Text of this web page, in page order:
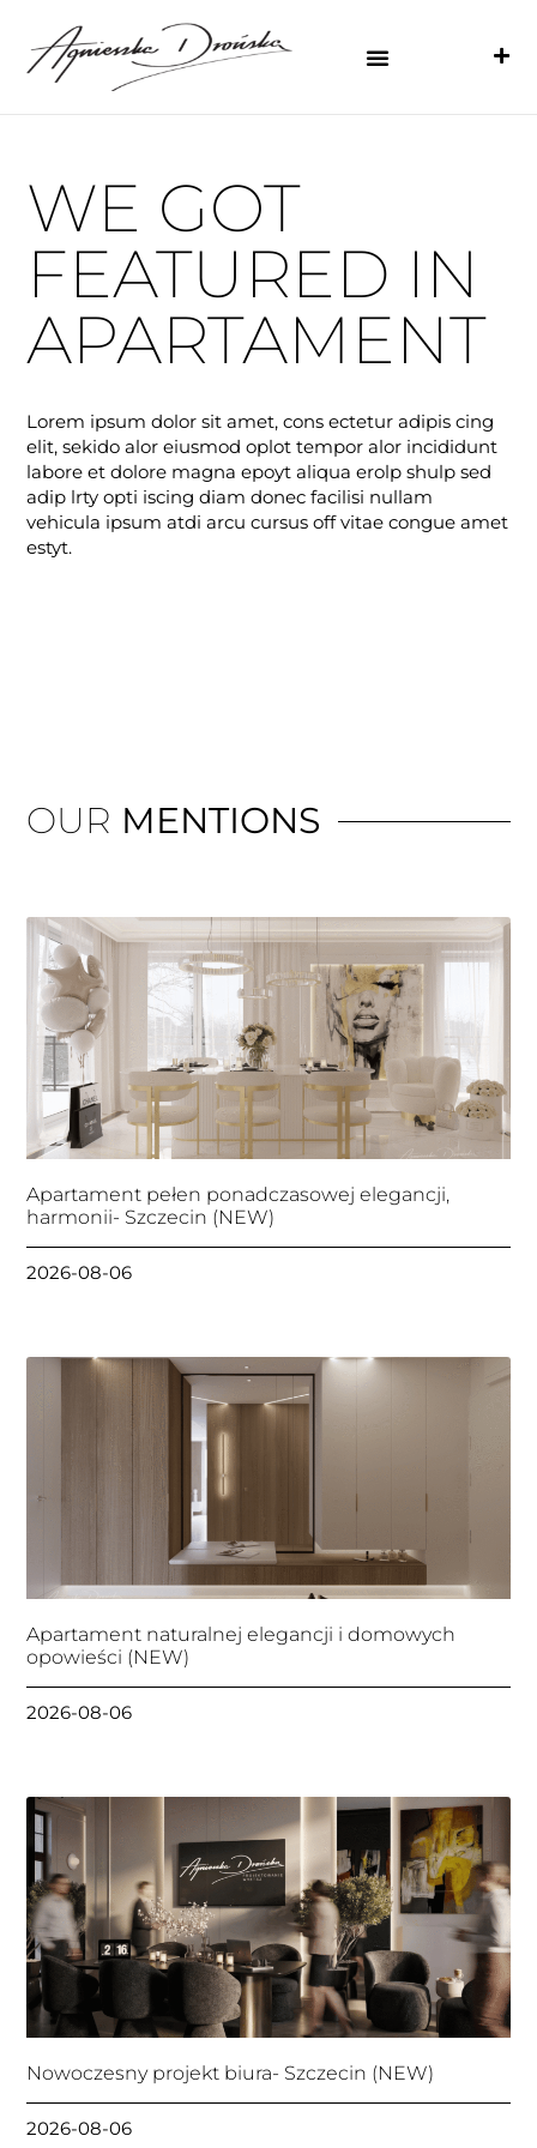
WE GOT
FEATURED IN
APARTAMENT
Lorem ipsum dolor sit amet, cons ectetur adipis cing
elit, sekido alor eiusmod oplot tempor alor incididunt
labore et dolore magna epoyt aliqua erolp shulp sed
adip lrty opti iscing diam donec facilisi nullam
vehicula ipsum atdi arcu cursus off vitae congue amet
estyt.
OUR MENTIONS
Apartament pełen ponadczasowej elegancji,
harmonii- Szczecin (NEW)
2026-08-06
Apartament naturalnej elegancji i domowych
opowieści (NEW)
2026-08-06
Nowoczesny projekt biura- Szczecin (NEW)
2026-08-06